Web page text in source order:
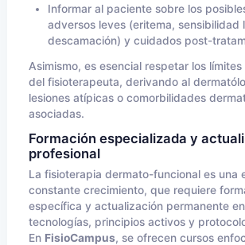
Informar al paciente sobre los
adversos leves (eritema, sensibilidad
descamación) y cuidados post-
Asimismo, es esencial respetar los
del fisioterapeuta, derivando al
lesiones atípicas o comorbilidades
asociadas.
Formación especializada y
profesional
La fisioterapia dermato-funcional es una
constante crecimiento, que requiere
específica y actualización permanente
tecnologías, principios activos y
En FisioCampus, se ofrecen cursos